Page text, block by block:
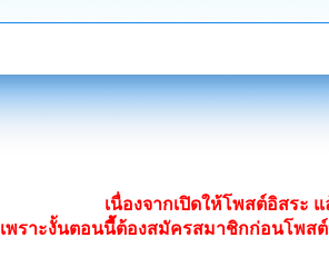
เนื่องจากเปิดให้โพสต์อิสระ
เพราะงั้นตอนนี้ต้องสมัครสมาชิกก่อนโพส